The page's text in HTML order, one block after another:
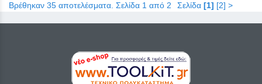
Βρέθηκαν 35 αποτελέσματα. Σελίδα 1 από 2 Σελίδα [1] [2] >